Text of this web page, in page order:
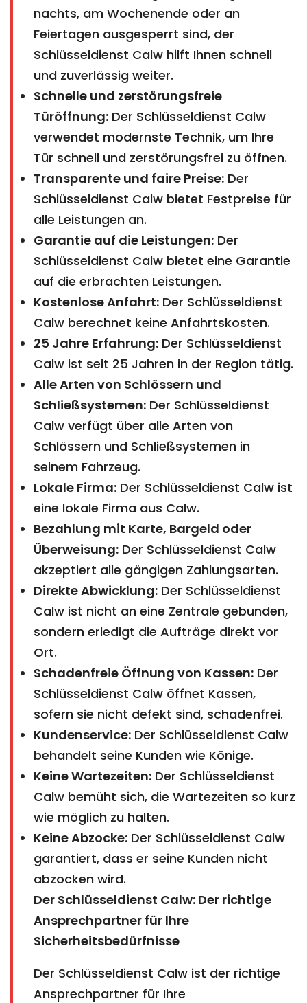
nachts, am Wochenende oder an
Feiertagen ausgesperrt sind, der
Schlüsseldienst Calw hilft Ihnen schnell
und zuverlässig weiter.
Schnelle und zerstörungsfreie
Türöffnung: Der Schlüsseldienst Calw
verwendet modernste Technik, um Ihre
Tür schnell und zerstörungsfrei zu öffnen.
Transparente und faire Preise: Der
Schlüsseldienst Calw bietet Festpreise für
alle Leistungen an.
Garantie auf die Leistungen: Der
Schlüsseldienst Calw bietet eine Garantie
auf die erbrachten Leistungen.
Kostenlose Anfahrt: Der Schlüsseldienst
Calw berechnet keine Anfahrtskosten.
25 Jahre Erfahrung: Der Schlüsseldienst
Calw ist seit 25 Jahren in der Region tätig.
Alle Arten von Schlössern und
Schließsystemen: Der Schlüsseldienst
Calw verfügt über alle Arten von
Schlössern und Schließsystemen in
seinem Fahrzeug.
Lokale Firma: Der Schlüsseldienst Calw ist
eine lokale Firma aus Calw.
Bezahlung mit Karte, Bargeld oder
Überweisung: Der Schlüsseldienst Calw
akzeptiert alle gängigen Zahlungsarten.
Direkte Abwicklung: Der Schlüsseldienst
Calw ist nicht an eine Zentrale gebunden,
sondern erledigt die Aufträge direkt vor
Ort.
Schadenfreie Öffnung von Kassen: Der
Schlüsseldienst Calw öffnet Kassen,
sofern sie nicht defekt sind, schadenfrei.
Kundenservice: Der Schlüsseldienst Calw
behandelt seine Kunden wie Könige.
Keine Wartezeiten: Der Schlüsseldienst
Calw bemüht sich, die Wartezeiten so kurz
wie möglich zu halten.
Keine Abzocke: Der Schlüsseldienst Calw
garantiert, dass er seine Kunden nicht
abzocken wird.
Der Schlüsseldienst Calw: Der richtige
Ansprechpartner für Ihre
Sicherheitsbedürfnisse
Der Schlüsseldienst Calw ist der richtige
Ansprechpartner für Ihre